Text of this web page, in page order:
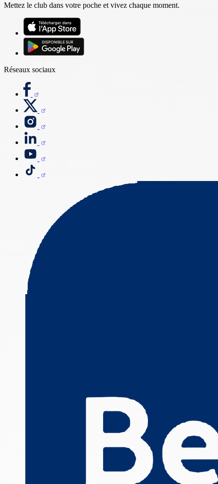
Mettez le club dans votre poche et vivez chaque moment.
Réseaux sociaux